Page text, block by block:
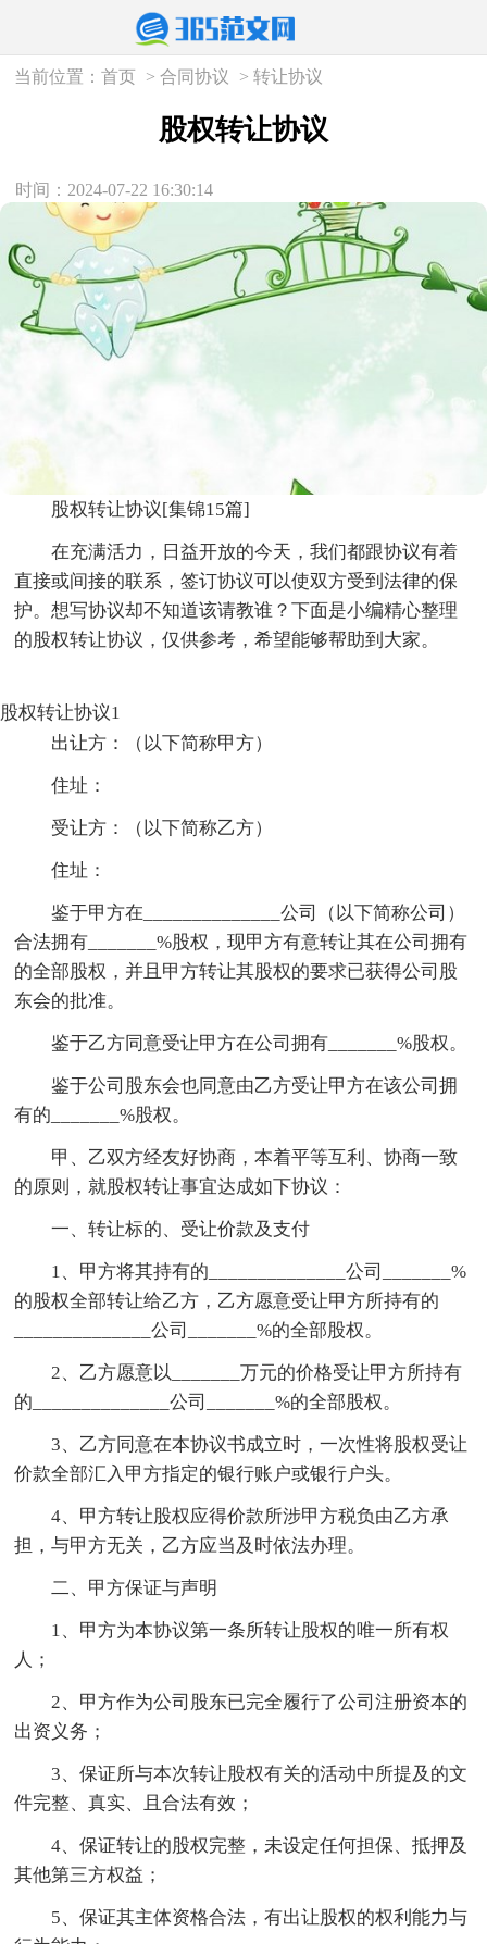
当前位置：首页 >合同协议 >转让协议
股权转让协议
时间：2024-07-22 16:30:14
股权转让协议[集锦15篇]
在充满活力，日益开放的今天，我们都跟协议有着
直接或间接的联系，签订协议可以使双方受到法律的保
护。想写协议却不知道该请教谁？下面是小编精心整理
的股权转让协议，仅供参考，希望能够帮助到大家。
股权转让协议1
出让方：（以下简称甲方）
住址：
受让方：（以下简称乙方）
住址：
鉴于甲方在______________公司（以下简称公司）
合法拥有_______%股权，现甲方有意转让其在公司拥有
的全部股权，并且甲方转让其股权的要求已获得公司股
东会的批准。
鉴于乙方同意受让甲方在公司拥有_______%股权。
鉴于公司股东会也同意由乙方受让甲方在该公司拥
有的_______%股权。
甲、乙双方经友好协商，本着平等互利、协商一致
的原则，就股权转让事宜达成如下协议：
一、转让标的、受让价款及支付
1、甲方将其持有的______________公司_______%
的股权全部转让给乙方，乙方愿意受让甲方所持有的
______________公司_______%的全部股权。
2、乙方愿意以_______万元的价格受让甲方所持有
的______________公司_______%的全部股权。
3、乙方同意在本协议书成立时，一次性将股权受让
价款全部汇入甲方指定的银行账户或银行户头。
4、甲方转让股权应得价款所涉甲方税负由乙方承
担，与甲方无关，乙方应当及时依法办理。
二、甲方保证与声明
1、甲方为本协议第一条所转让股权的唯一所有权
人；
2、甲方作为公司股东已完全履行了公司注册资本的
出资义务；
3、保证所与本次转让股权有关的活动中所提及的文
件完整、真实、且合法有效；
4、保证转让的股权完整，未设定任何担保、抵押及
其他第三方权益；
5、保证其主体资格合法，有出让股权的权利能力与